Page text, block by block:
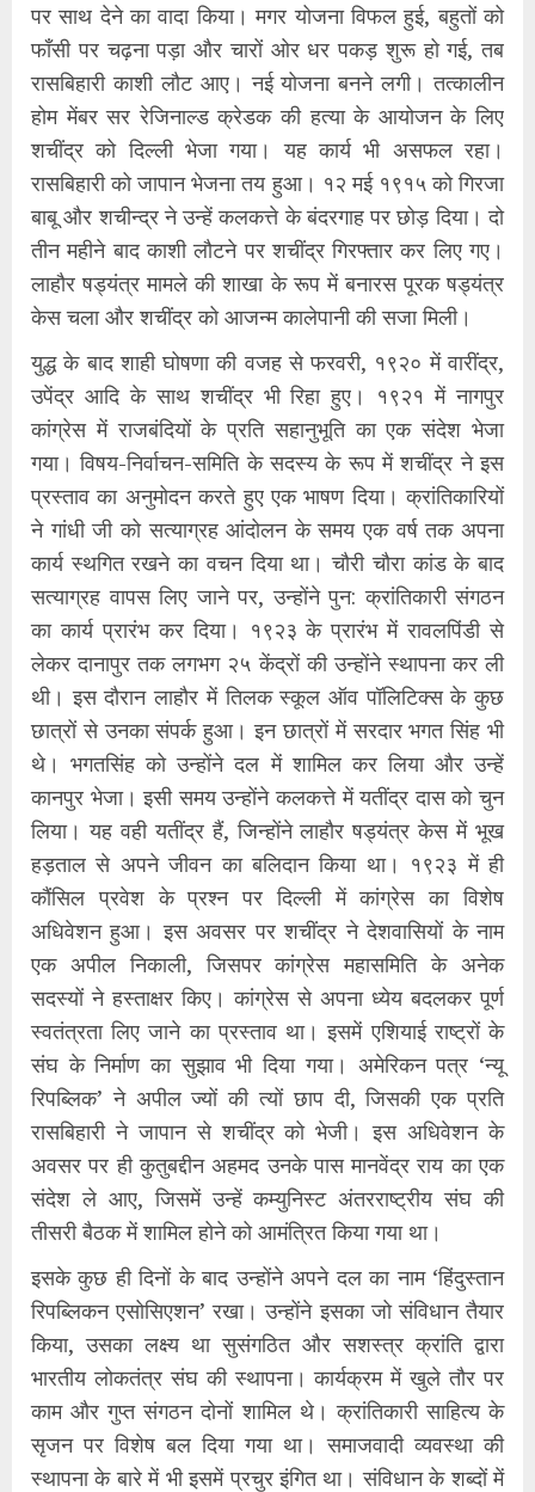
पर साथ देने का वादा किया। मगर योजना विफल हुई, बहुतों को
फाँसी पर चढ़ना पड़ा और चारों ओर धर पकड़ शुरू हो गई, तब
रासबिहारी काशी लौट आए। नई योजना बनने लगी। तत्कालीन
होम मेंबर सर रेजिनाल्ड क्रेडक की हत्या के आयोजन के लिए
शचींद्र को दिल्ली भेजा गया। यह कार्य भी असफल रहा।
रासबिहारी को जापान भेजना तय हुआ। १२ मई १९१५ को गिरजा
बाबू और शचीन्द्र ने उन्हें कलकत्ते के बंदरगाह पर छोड़ दिया। दो
तीन महीने बाद काशी लौटने पर शचींद्र गिरफ्तार कर लिए गए।
लाहौर षड्यंत्र मामले की शाखा के रूप में बनारस पूरक षड्यंत्र
केस चला और शचींद्र को आजन्म कालेपानी की सजा मिली।
युद्ध के बाद शाही घोषणा की वजह से फरवरी, १९२० में वारींद्र,
उपेंद्र आदि के साथ शचींद्र भी रिहा हुए। १९२१ में नागपुर
कांग्रेस में राजबंदियों के प्रति सहानुभूति का एक संदेश भेजा
गया। विषय-निर्वाचन-समिति के सदस्य के रूप में शचींद्र ने इस
प्रस्ताव का अनुमोदन करते हुए एक भाषण दिया। क्रांतिकारियों
ने गांधी जी को सत्याग्रह आंदोलन के समय एक वर्ष तक अपना
कार्य स्थगित रखने का वचन दिया था। चौरी चौरा कांड के बाद
सत्याग्रह वापस लिए जाने पर, उन्होंने पुन: क्रांतिकारी संगठन
का कार्य प्रारंभ कर दिया। १९२३ के प्रारंभ में रावलपिंडी से
लेकर दानापुर तक लगभग २५ केंद्रों की उन्होंने स्थापना कर ली
थी। इस दौरान लाहौर में तिलक स्कूल ऑव पॉलिटिक्स के कुछ
छात्रों से उनका संपर्क हुआ। इन छात्रों में सरदार भगत सिंह भी
थे। भगतसिंह को उन्होंने दल में शामिल कर लिया और उन्हें
कानपुर भेजा। इसी समय उन्होंने कलकत्ते में यतींद्र दास को चुन
लिया। यह वही यतींद्र हैं, जिन्होंने लाहौर षड्यंत्र केस में भूख
हड़ताल से अपने जीवन का बलिदान किया था। १९२३ में ही
कौंसिल प्रवेश के प्रश्न पर दिल्ली में कांग्रेस का विशेष
अधिवेशन हुआ। इस अवसर पर शचींद्र ने देशवासियों के नाम
एक अपील निकाली, जिसपर कांग्रेस महासमिति के अनेक
सदस्यों ने हस्ताक्षर किए। कांग्रेस से अपना ध्येय बदलकर पूर्ण
स्वतंत्रता लिए जाने का प्रस्ताव था। इसमें एशियाई राष्ट्रों के
संघ के निर्माण का सुझाव भी दिया गया। अमेरिकन पत्र ‘न्यू
रिपब्लिक’ ने अपील ज्यों की त्यों छाप दी, जिसकी एक प्रति
रासबिहारी ने जापान से शचींद्र को भेजी। इस अधिवेशन के
अवसर पर ही कुतुबद्दीन अहमद उनके पास मानवेंद्र राय का एक
संदेश ले आए, जिसमें उन्हें कम्युनिस्ट अंतरराष्ट्रीय संघ की
तीसरी बैठक में शामिल होने को आमंत्रित किया गया था।
इसके कुछ ही दिनों के बाद उन्होंने अपने दल का नाम ‘हिंदुस्तान
रिपब्लिकन एसोसिएशन’ रखा। उन्होंने इसका जो संविधान तैयार
किया, उसका लक्ष्य था सुसंगठित और सशस्त्र क्रांति द्वारा
भारतीय लोकतंत्र संघ की स्थापना। कार्यक्रम में खुले तौर पर
काम और गुप्त संगठन दोनों शामिल थे। क्रांतिकारी साहित्य के
सृजन पर विशेष बल दिया गया था। समाजवादी व्यवस्था की
स्थापना के बारे में भी इसमें प्रचुर इंगित था। संविधान के शब्दों में